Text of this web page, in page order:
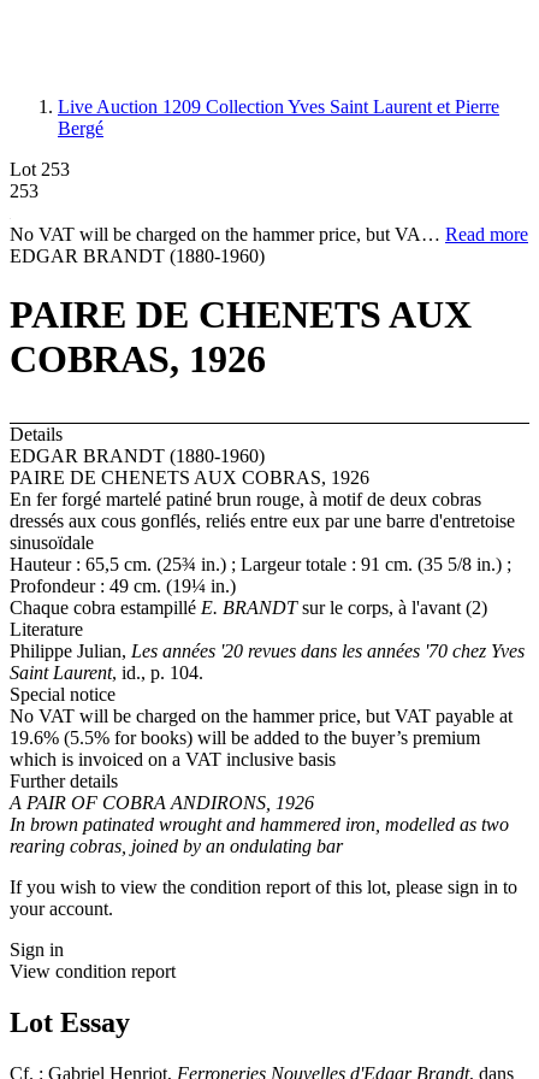
Live Auction 1209 Collection Yves Saint Laurent et Pierre
Bergé
Lot 253
253
No VAT will be charged on the hammer price, but VA… Read more
EDGAR BRANDT (1880-1960)
PAIRE DE CHENETS AUX
COBRAS, 1926
Details
EDGAR BRANDT (1880-1960)
PAIRE DE CHENETS AUX COBRAS, 1926
En fer forgé martelé patiné brun rouge, à motif de deux cobras
dressés aux cous gonflés, reliés entre eux par une barre d'entretoise
sinusoïdale
Hauteur : 65,5 cm. (25¾ in.) ; Largeur totale : 91 cm. (35 5/8 in.) ;
Profondeur : 49 cm. (19¼ in.)
Chaque cobra estampillé E. BRANDTsur le corps, à l'avant (2)
Literature
Philippe Julian, Les années '20 revues dans les années '70 chez Yves
Saint Laurent, id., p. 104.
Special notice
No VAT will be charged on the hammer price, but VAT payable at
19.6% (5.5% for books) will be added to the buyer’s premium
which is invoiced on a VAT inclusive basis
Further details
A PAIR OF COBRA ANDIRONS, 1926
In brown patinated wrought and hammered iron, modelled as two
rearing cobras, joined by an ondulating bar
If you wish to view the condition report of this lot, please sign in to
your account.
Sign in
View condition report
Lot Essay
Cf. : Gabriel Henriot, Ferroneries Nouvelles d'Edgar Brandt, dans